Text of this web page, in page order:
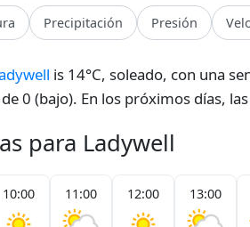
Precipitación Presión
is 14°C, soleado, con una
0 (bajo). En los próximos días,
para Ladywell
10:00 11:00 12:00 13:00